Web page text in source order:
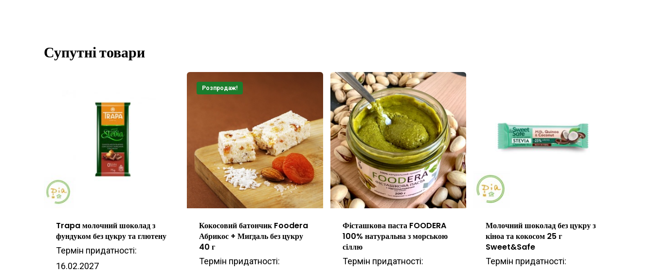
Супутні товари
Trapa молочний шоколад з
фундуком без цукру та глютену
Термін придатності:
16.02.2027
Розпродаж!
Кокосовий батончик Foodera
Абрикос + Мигдаль без цукру
40 г
Термін придатності:
Фісташкова паста FOODERA
100% натуральна з морською
сіллю
Термін придатності:
Молочний шоколад без цукру з
кіноа та кокосом 25 г
Sweet&Safe
Термін придатності: